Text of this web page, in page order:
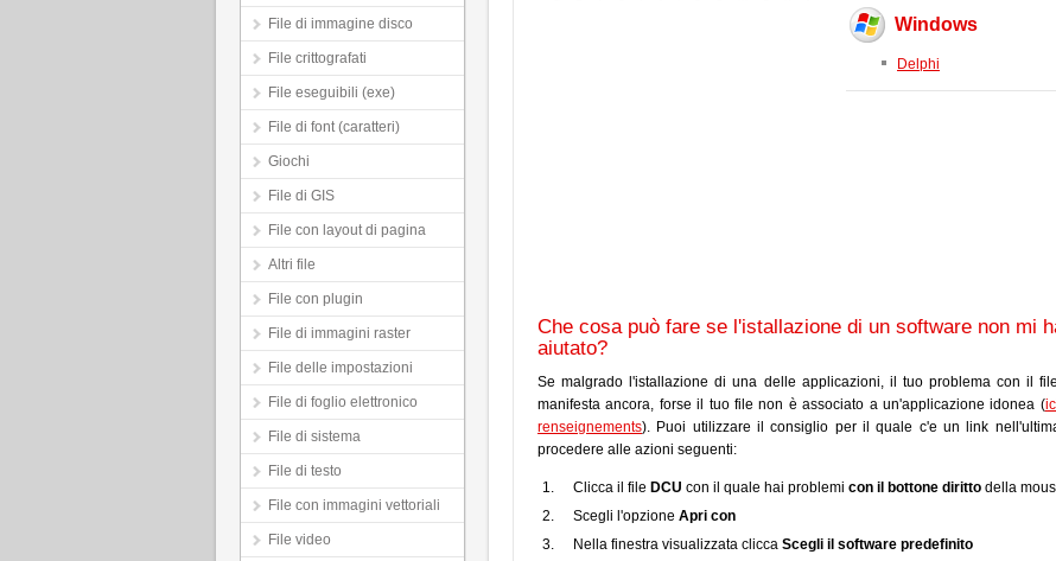
File di immagine disco
File crittografati
File eseguibili (exe)
File di font (caratteri)
Giochi
File di GIS
File con layout di pagina
Altri file
File con plugin
File di immagini raster
File delle impostazioni
File di foglio elettronico
File di sistema
File di testo
File con immagini vettoriali
File video
Windows
Delphi
Che cosa può fare se l'istallazione di un software non mi
aiutato?
Se malgrado l'istallazione di una delle applicazioni, il tuo problema con il file
manifesta ancora, forse il tuo file non è associato a un'applicazione idonea (
renseignements). Puoi utilizzare il consiglio per il quale c'e un link
procedere alle azioni seguenti:
Clicca il file DCU con il quale hai problemi con il bottone diritto della
Scegli l'opzione Apri con
Nella finestra visualizzata clicca Scegli il software predefinito